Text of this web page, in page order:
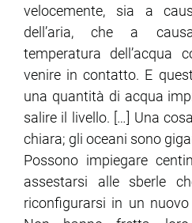
velocemente, sia a
dell’aria, che a
temperatura dell’acqua
venire in contatto. E
una quantità di acqua
salire il livello. […] Una
chiara; gli oceani sono
Possono impiegare
assestarsi alle sberle
riconfigurarsi in un